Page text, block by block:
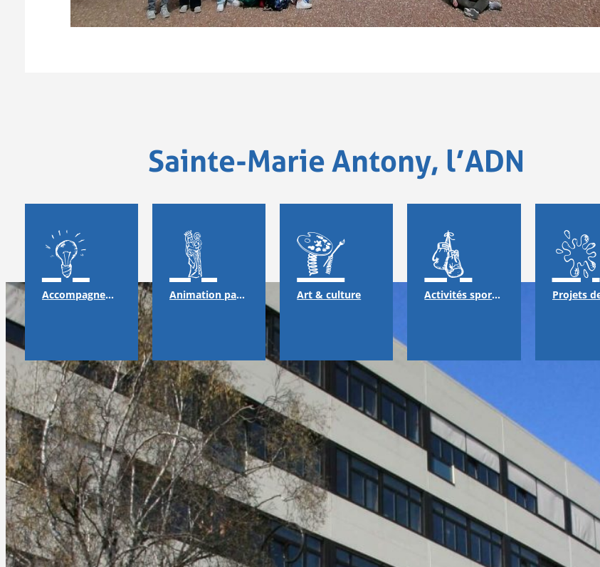
Sainte-Marie Antony, l’ADN
Accompagnement Animation pastorale & solidarité Art & culture Activités sportives